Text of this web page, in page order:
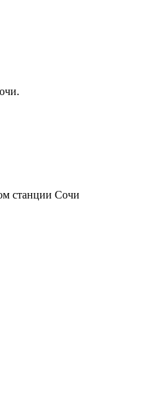
станции Сочи